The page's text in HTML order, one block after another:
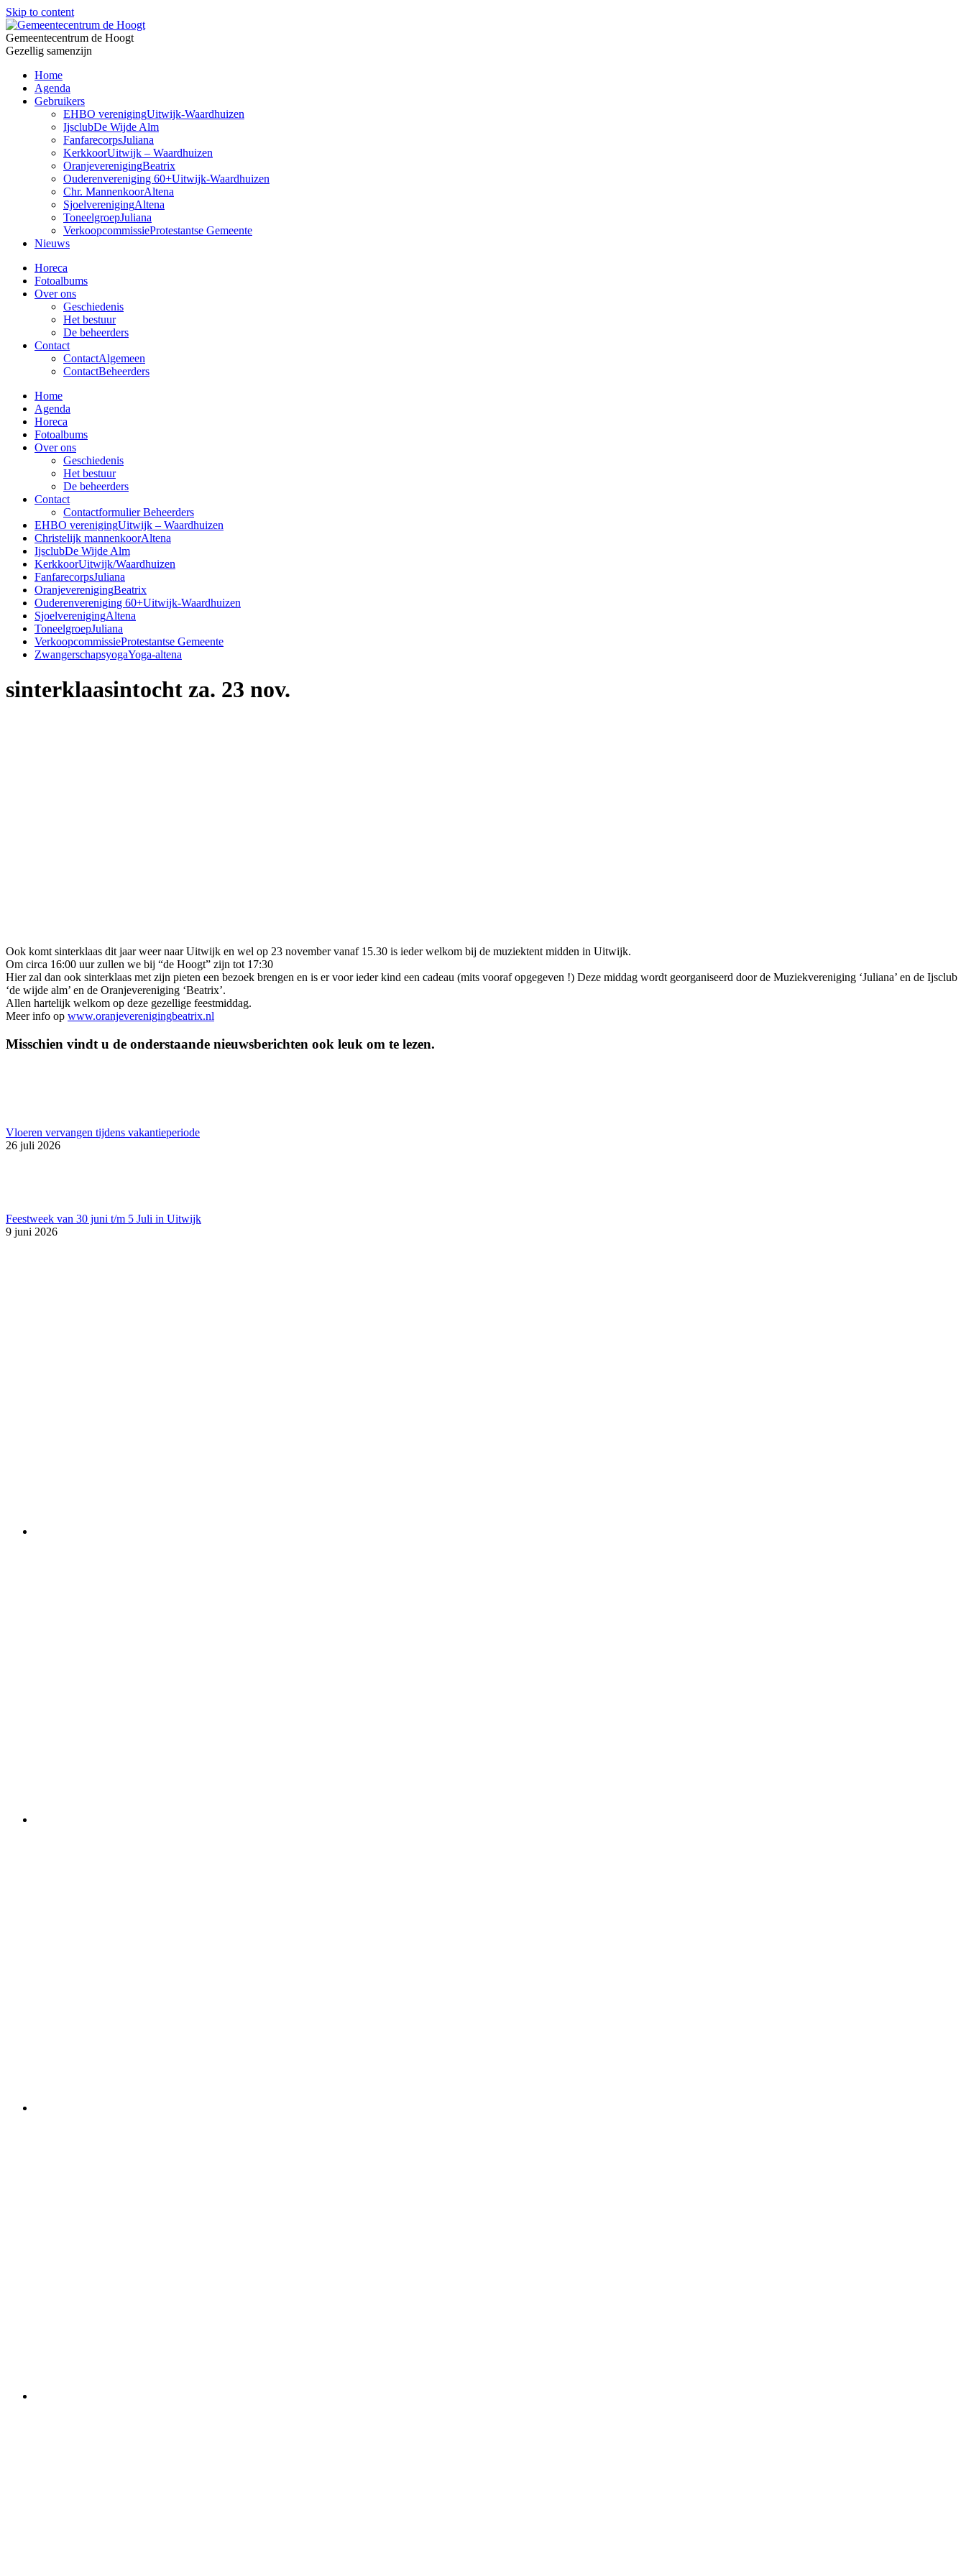
Skip to content
Gemeentecentrum de Hoogt
Gezellig samenzijn
Home
Agenda
Gebruikers
EHBO verenigingUitwijk-Waardhuizen
IjsclubDe Wijde Alm
FanfarecorpsJuliana
KerkkoorUitwijk – Waardhuizen
OranjeverenigingBeatrix
Ouderenvereniging 60+Uitwijk-Waardhuizen
Chr. MannenkoorAltena
SjoelverenigingAltena
ToneelgroepJuliana
VerkoopcommissieProtestantse Gemeente
Nieuws
Horeca
Fotoalbums
Over ons
Geschiedenis
Het bestuur
De beheerders
Contact
ContactAlgemeen
ContactBeheerders
Home
Agenda
Horeca
Fotoalbums
Over ons
Geschiedenis
Het bestuur
De beheerders
Contact
Contactformulier Beheerders
EHBO verenigingUitwijk – Waardhuizen
Christelijk mannenkoorAltena
IjsclubDe Wijde Alm
KerkkoorUitwijk/Waardhuizen
FanfarecorpsJuliana
OranjeverenigingBeatrix
Ouderenvereniging 60+Uitwijk-Waardhuizen
SjoelverenigingAltena
ToneelgroepJuliana
VerkoopcommissieProtestantse Gemeente
ZwangerschapsyogaYoga-altena
sinterklaasintocht za. 23 nov.
Ook komt sinterklaas dit jaar weer naar Uitwijk en wel op 23 november vanaf 15.30 is ieder welkom bij de muziektent midden in Uitwijk.
Om circa 16:00 uur zullen we bij “de Hoogt” zijn tot 17:30
Hier zal dan ook sinterklaas met zijn pieten een bezoek brengen en is er voor ieder kind een cadeau (mits vooraf opgegeven !) Deze middag wordt georganiseerd door de Muziekvereniging ‘Juliana’ en de Ijsclub
‘de wijde alm’ en de Oranjevereniging ‘Beatrix’.
Allen hartelijk welkom op deze gezellige feestmiddag.
Meer info op www.oranjeverenigingbeatrix.nl
Misschien vindt u de onderstaande nieuwsberichten ook leuk om te lezen.
Vloeren vervangen tijdens vakantieperiode
26 juli 2026
Feestweek van 30 juni t/m 5 Juli in Uitwijk
9 juni 2026